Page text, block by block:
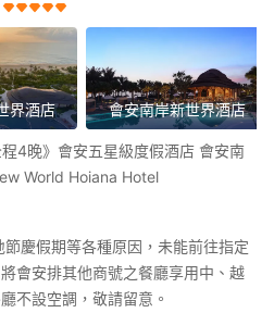
界酒店 會安南岸新世界酒店
程4晚》會安五星級度假酒店 會安南
World Hoiana Hotel
節慶假期等各種原因，未能前往指定
會安排其他商號之餐廳享用中、越
不設空調，敬請留意。